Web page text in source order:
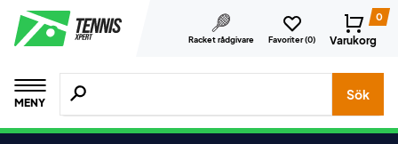
Racket rådgivare Favoriter (0)
0
Varukorg
MENY
Sök efter produkter, märken osv.
Sök